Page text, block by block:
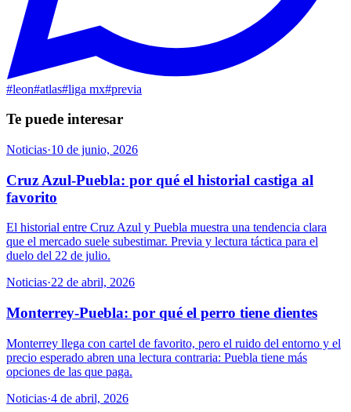
#leon#atlas#liga mx#previa
Te puede interesar
Noticias·10 de junio, 2026
Cruz Azul-Puebla: por qué el historial castiga al
favorito
El historial entre Cruz Azul y Puebla muestra una tendencia clara
que el mercado suele subestimar. Previa y lectura táctica para el
duelo del 22 de julio.
Noticias·22 de abril, 2026
Monterrey-Puebla: por qué el perro tiene dientes
Monterrey llega con cartel de favorito, pero el ruido del entorno y el
precio esperado abren una lectura contraria: Puebla tiene más
opciones de las que paga.
Noticias·4 de abril, 2026